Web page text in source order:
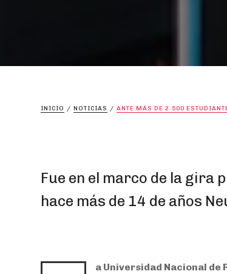
INICIO / NOTICIAS / ANTE MÁS DE 2.500
Fue en el marco de la gira
hace más de 14 de años
a Universidad Nacional de